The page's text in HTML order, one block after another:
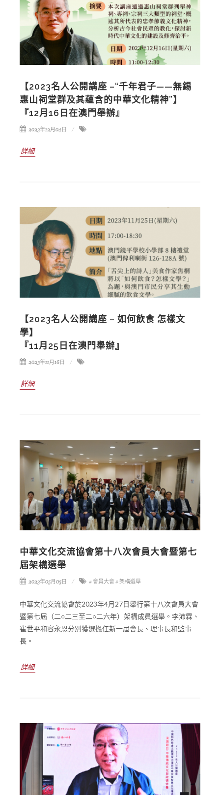
【2023名人公開講座 –“千年君子——無錫
惠山祠堂群及其蘊含的中華文化精神”】
『12月16日在澳門舉辦』
2023年12月04日
詳細
【2023名人公開講座 – 如何飲食 怎樣文
學】
『11月25日在澳門舉辦』
2023年11月16日
詳細
中華文化交流協會第十八次會員大會暨第七
屆架構選舉
2023年05月05日 # 會員大會 # 架構選舉
中華文化交流協會於2023年4月27日舉行第十八次會員大會
暨第七屆（二○二三至二○二六年）架構成員選舉。李沛霖、
崔世平和容永恩分別獲選擔任新一屆會長、理事長和監事
長。
詳細